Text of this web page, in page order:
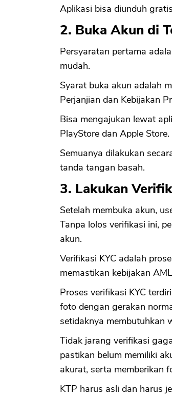
Aplikasi bisa diunduh
2. Buka Akun di
Persyaratan pertama
mudah.
Syarat buka akun adalah
Perjanjian dan Kebijakan
Bisa mengajukan lewat
PlayStore dan Apple Store.
Semuanya dilakukan
tanda tangan basah.
3. Lakukan
Setelah membuka akun,
Tanpa lolos verifikasi ini,
akun.
Verifikasi KYC adalah
memastikan kebijakan
Proses verifikasi KYC
foto dengan gerakan
setidaknya membutuhkan
Tidak jarang verifikasi
pastikan belum memiliki
akurat, serta memberikan
KTP harus asli dan harus